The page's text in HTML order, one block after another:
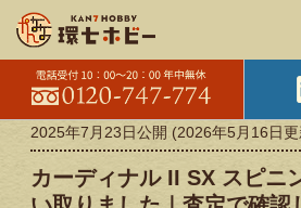
2025年7月23日公開 (2026年5月16日
カーディナル II SX スピニ